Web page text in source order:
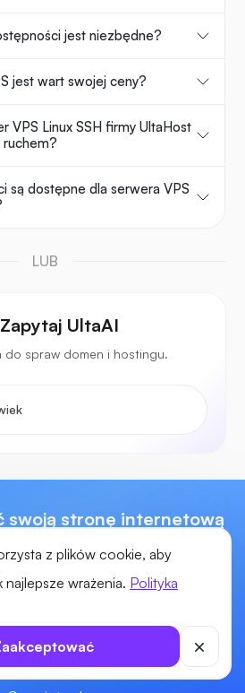
z plików cookie, aby
najlepsze wrażenia. Polityka
jest niezbędne?
jest wart swojej ceny?
VPS Linux SSH firmy UltaHost
są dostępne dla serwera VPS
LUB
Zapytaj UltaAI
do spraw domen i hostingu.
swoją stronę internetową
i kontrolą nad swoimi
hostingowi internetowemu nowej
wiodący w branży, służą pomocą
7 dni w tygodniu